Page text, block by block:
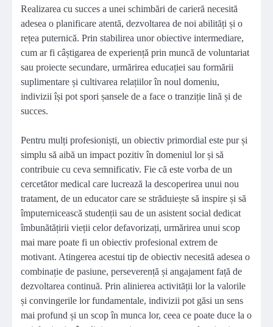
Realizarea cu succes a unei schimbări de carieră necesită
adesea o planificare atentă, dezvoltarea de noi abilități și o
rețea puternică. Prin stabilirea unor obiective intermediare,
cum ar fi câștigarea de experiență prin muncă de voluntariat
sau proiecte secundare, urmărirea educației sau formării
suplimentare și cultivarea relațiilor în noul domeniu,
indivizii își pot spori șansele de a face o tranziție lină și de
succes.
Pentru mulți profesioniști, un obiectiv primordial este pur și
simplu să aibă un impact pozitiv în domeniul lor și să
contribuie cu ceva semnificativ. Fie că este vorba de un
cercetător medical care lucrează la descoperirea unui nou
tratament, de un educator care se străduiește să inspire și să
împuternicească studenții sau de un asistent social dedicat
îmbunătățirii vieții celor defavorizați, urmărirea unui scop
mai mare poate fi un obiectiv profesional extrem de
motivant. Atingerea acestui tip de obiectiv necesită adesea o
combinație de pasiune, perseverență și angajament față de
dezvoltarea continuă. Prin alinierea activității lor la valorile
și convingerile lor fundamentale, indivizii pot găsi un sens
mai profund și un scop în munca lor, ceea ce poate duce la o